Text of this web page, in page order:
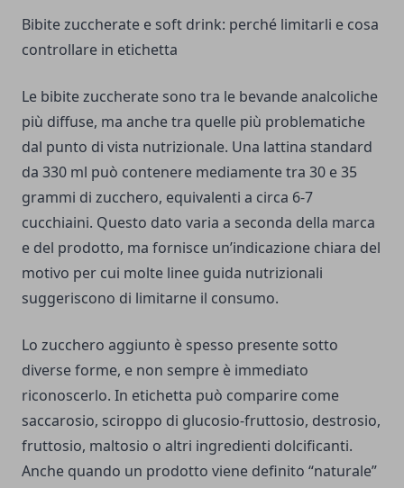
Bibite zuccherate e soft drink: perché limitarli e cosa
controllare in etichetta
Le bibite zuccherate sono tra le bevande analcoliche
più diffuse, ma anche tra quelle più problematiche
dal punto di vista nutrizionale. Una lattina standard
da 330 ml può contenere mediamente tra 30 e 35
grammi di zucchero, equivalenti a circa 6-7
cucchiaini. Questo dato varia a seconda della marca
e del prodotto, ma fornisce un’indicazione chiara del
motivo per cui molte linee guida nutrizionali
suggeriscono di limitarne il consumo.
Lo zucchero aggiunto è spesso presente sotto
diverse forme, e non sempre è immediato
riconoscerlo. In etichetta può comparire come
saccarosio, sciroppo di glucosio-fruttosio, destrosio,
fruttosio, maltosio o altri ingredienti dolcificanti.
Anche quando un prodotto viene definito “naturale”